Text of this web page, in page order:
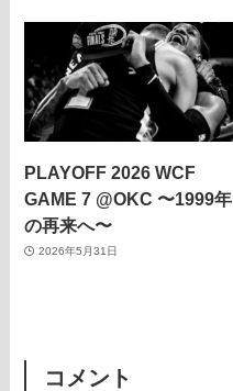
PLAYOFF 2026 WCF
GAME 7 @OKC 〜1999年
の再来へ〜
2026年5月31日
コメント